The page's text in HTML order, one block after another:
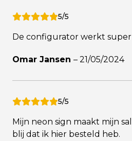
5/5
De configurator werkt
Omar Jansen – 21/05/2024
5/5
Mijn neon sign maakt mijn
blij dat ik hier besteld heb.